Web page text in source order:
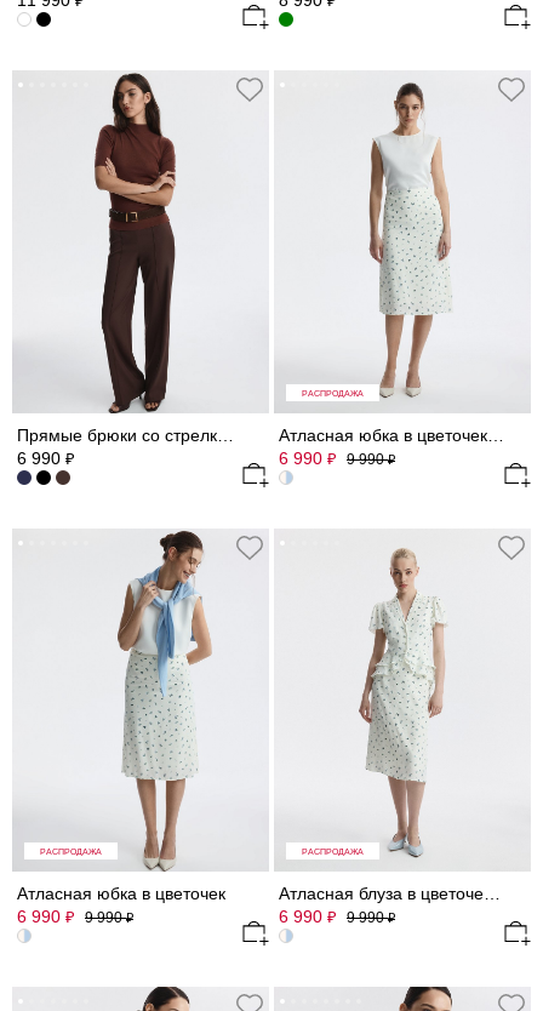
6 990 ₽
РАСПРОДАЖА
6 990 ₽ 9 990₽
РАСПРОДАЖА
Атласная юбка в цветочек
6 990 ₽ 9 990₽
РАСПРОДАЖА
6 990 ₽ 9 990₽